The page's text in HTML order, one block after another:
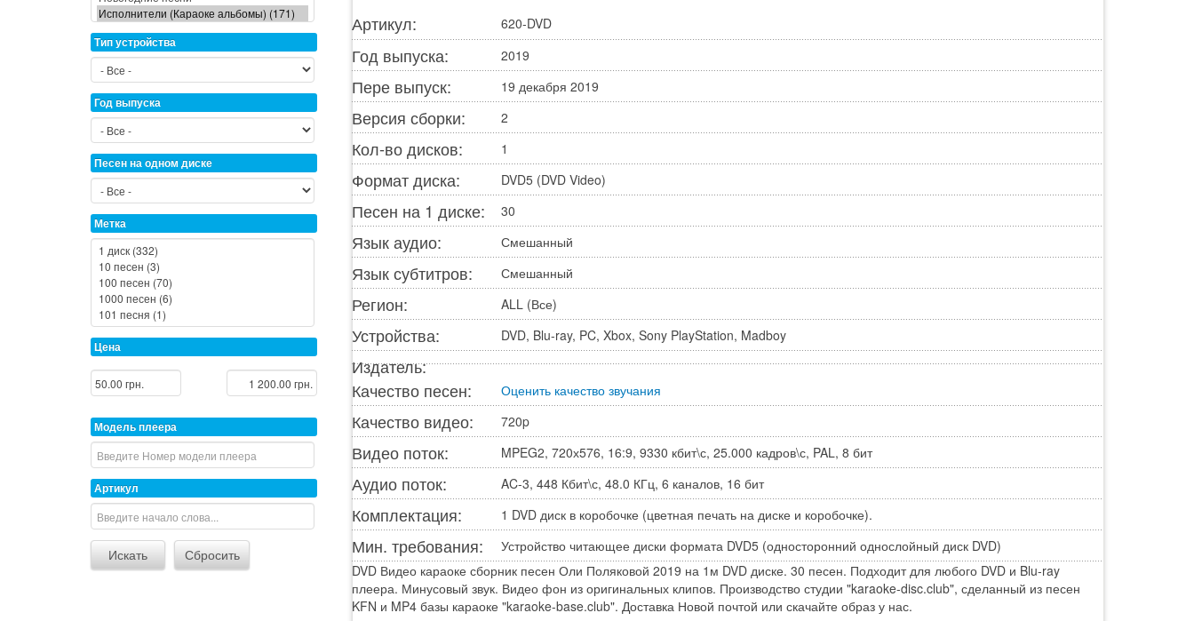
Артикул: 620-DVD
Год выпуска: 2019
Пере выпуск: 19 декабря 2019
Версия сборки: 2
Кол-во дисков: 1
Формат диска: DVD5 (DVD Video)
Песен на 1 диске: 30
Язык аудио: Смешанный
Язык субтитров: Смешанный
Регион: ALL (Все)
Устройства: DVD, Blu-ray, PC, Xbox, Sony PlayStation, Madboy
Издатель:
Качество песен:
Оценить качество звучания
Качество видео: 720p
Видео поток: MPEG2, 720х576, 16:9, 9330 кбит\с, 25.000 кадров\с, PAL, 8 бит
Аудио поток: AC-3, 448 Кбит\с, 48.0 КГц, 6 каналов, 16 бит
Комплектация: 1 DVD диск в коробочке (цветная печать на диске и коробочке).
Мин. требования:
Устройство читающее диски формата DVD5 (односторонний однослойный диск DVD)
DVD Видео караоке сборник песен Оли Поляковой 2019 на 1м DVD диске. 30 песен. Подходит для любого DVD и Blu-ray
плеера. Минусовый звук. Видео фон из оригинальных клипов. Производство студии "karaoke-disc.club", сделанный из песен
KFN и MP4 базы караоке "karaoke-base.club". Доставка Новой почтой или скачайте образ у нас.
Тип устройства
Год выпуска
Песен на одном диске
Метка
Цена
Модель плеера
Артикул